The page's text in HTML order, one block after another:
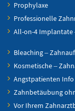
Prophylaxe
Professionelle
All-on-4 Implantate
Bleaching –
Kosmetische –
Angstpatienten Info
Zahnbetäubung
Vor Ihrem